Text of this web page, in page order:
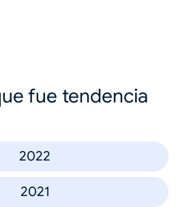
fue tendencia
2022
2021